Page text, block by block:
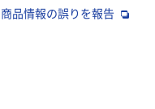
商品情報の誤りを報告